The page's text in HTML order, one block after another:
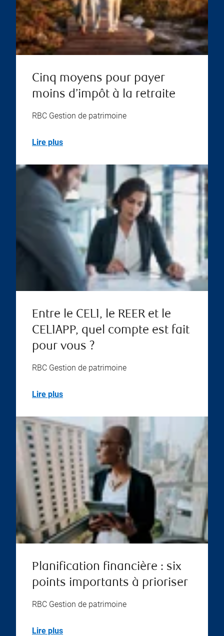
Cinq moyens pour payer
moins d’impôt à la retraite
RBC Gestion de patrimoine
Lire plus
Entre le CELI, le REER et le
CELIAPP, quel compte est fait
pour vous ?
RBC Gestion de patrimoine
Lire plus
Planification financière : six
points importants à prioriser
RBC Gestion de patrimoine
Lire plus